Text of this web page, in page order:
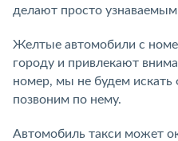
делают просто
Желтые автомобили с
городу и привлекают
номер, мы не будем искать
позвоним по нему.
Автомобиль такси может